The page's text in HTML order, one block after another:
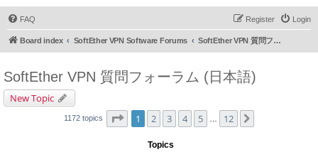
FAQ Login
Register
Board index SoftEther VPN Software Forums SoftEther VPN 質問フォーラム (日本語)
SoftEther VPN 質問フォーラム (日本語)
New Topic
1172 topics Page of 12
1 2 3 4 5 12
Topics